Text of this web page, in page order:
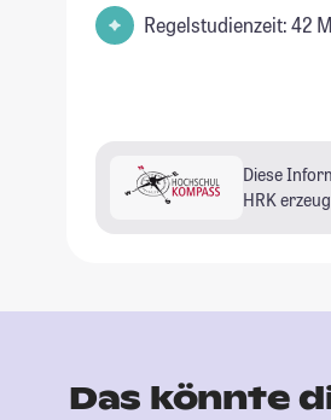
Regelstudienzeit: 42
Diese
HRK
Das könnte